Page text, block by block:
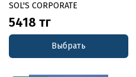
SOL'S CORPORATE
5418 тг
Выбрать